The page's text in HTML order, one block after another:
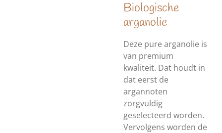
Biologische
arganolie
Deze pure arganolie is
van premium
kwaliteit. Dat houdt in
dat eerst de
argannoten
zorgvuldig
geselecteerd worden.
Vervolgens worden de